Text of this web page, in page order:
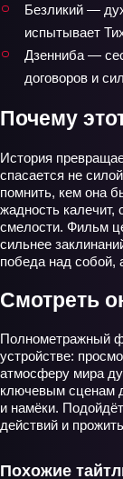
Безликий —
испытывает
Дзенниба —
договоров и
Почему
История
спасается не
помнить, кем она
жадность калечит,
смелости. Фильм
сильнее
победа над собой,
Смотреть
Полнометражный
устройстве:
атмосферу мира
ключевым сценам
и намёки.
действий и
Похожие